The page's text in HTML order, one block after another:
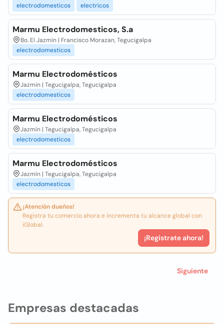
Empresas destacadas
electrodomesticos
electricos
Marmu Electrodomesticos, S.a
Bo. El Jazmin | Francisco Morazan, Tegucigalpa
electrodomesticos
Marmu Electrodomésticos
Jazmin | Tegucigalpa, Tegucigalpa
electrodomesticos
Marmu Electrodomésticos
Jazmín | Tegucigalpa, Tegucigalpa
electrodomesticos
Marmu Electrodomésticos
Jazmín | Tegucigalpa, Tegucigalpa
electrodomesticos
¡Atención dueños!
Registra tu comercio ahora e incrementa tu alcance global con
iGlobal.
¡Registrate ahora!
Siguiente